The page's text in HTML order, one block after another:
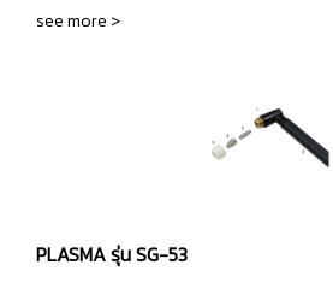
see more >
PLASMA รุ่น SG-53